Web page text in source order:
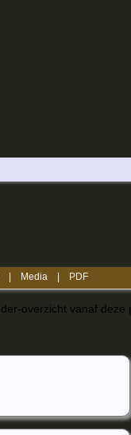
Media PDF